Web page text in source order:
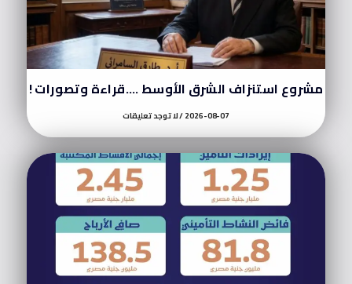
مشروع استنزاف الشرق الأوسط ….قراءة وتصورات !
2026-08-07 لا توجد تعليقات